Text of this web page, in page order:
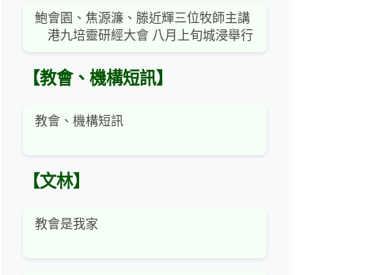
鮑會園、焦源濂、滕近輝三位牧師主講
港九培靈研經大會 八月上旬城浸舉行
【教會、機構短訊】
教會、機構短訊
【文林】
教會是我家